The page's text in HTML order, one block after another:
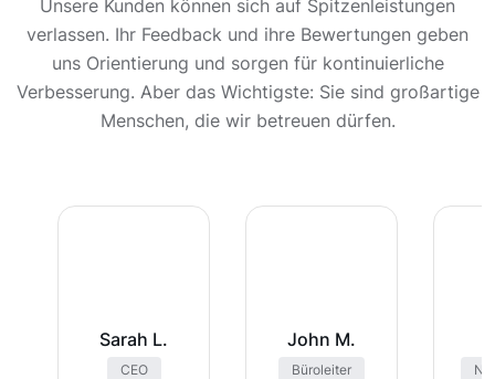
Unsere Kunden können sich auf Spitzenleistungen
verlassen. Ihr Feedback und ihre Bewertungen geben
uns Orientierung und sorgen für kontinuierliche
Verbesserung. Aber das Wichtigste: Sie sind großartige
Menschen, die wir betreuen dürfen.
Sarah L.
CEO
John M.
Büroleiter